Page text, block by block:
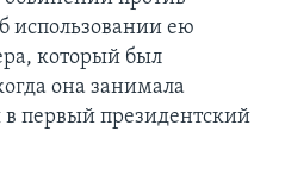
использовании ею
который был
она занимала
в первый президентский